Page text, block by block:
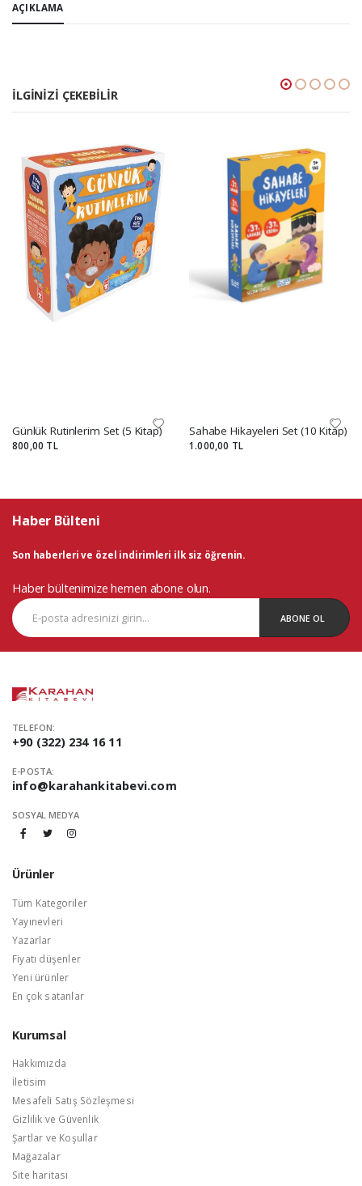
AÇIKLAMA
İLGINIZI ÇEKEBILIR
Günlük Rutinlerim Set (5 Kitap)
800,00 TL
Sahabe Hikayeleri Set (10 Kitap)
1.000,00 TL
Haber Bülteni
Son haberleri ve özel indirimleri ilk siz öğrenin.
Haber bültenimize hemen abone olun.
ABONE OL
TELEFON:
+90 (322) 234 16 11
E-POSTA:
info@karahankitabevi.com
SOSYAL MEDYA
Ürünler
Tüm Kategoriler
Yayınevleri
Yazarlar
Fiyatı düşenler
Yeni ürünler
En çok satanlar
Kurumsal
Hakkımızda
İletisim
Mesafeli Satış Sözleşmesi
Gizlilik ve Güvenlik
Şartlar ve Koşullar
Mağazalar
Site haritası